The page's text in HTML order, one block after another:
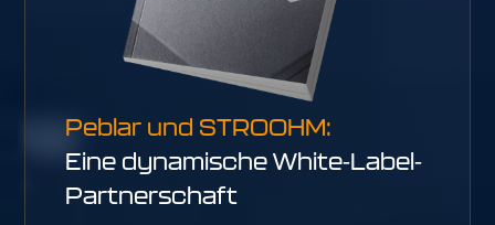
Peblar und STROOHM:
Eine dynamische White-Label-
Partnerschaft